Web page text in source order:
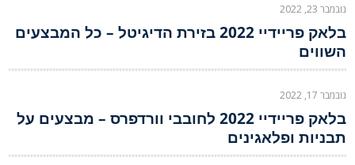
נובמבר 23, 2022
בלאק פריידיי 2022 בזירת הדיגיטל – כל המבצעים
השווים
נובמבר 17, 2022
בלאק פריידיי 2022 לחובבי וורדפרס – מבצעים על
תבניות ופלאגינים